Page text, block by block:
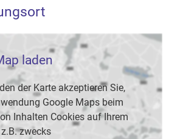
laden
der Karte akzeptieren Sie,
Google Maps beim
Inhalten Cookies auf Ihrem
zwecks